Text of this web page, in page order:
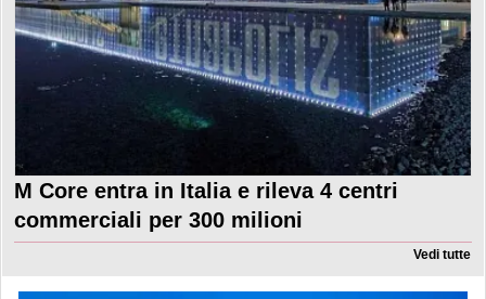
M Core entra in Italia e rileva 4 centri
commerciali per 300 milioni
Vedi tutte